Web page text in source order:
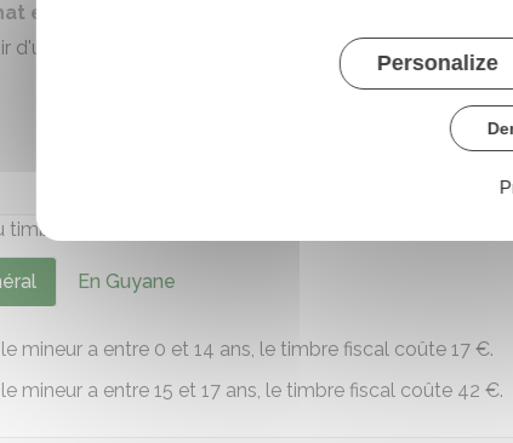
en ligne du timbre fiscal - Passeport
d'une carte bancaire.
Accéder au service en ligne
timbre varie selon le lieu de résidence et l'âge du mineur :
En Guyane
mineur a entre 0 et 14 ans, le timbre fiscal coûte 17 €.
mineur a entre 15 et 17 ans, le timbre fiscal coûte 42 €.
Personalize